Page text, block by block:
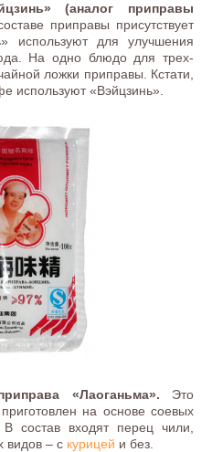
(аналог приправы
приправы присутствует
используют для улучшения
На одно блюдо для трех-
ложки приправы. Кстати,
используют «Вэйцзинь».
«Лаоганьма». Это
на основе соевых
состав входят перец чили,
видов – с курицей и без.